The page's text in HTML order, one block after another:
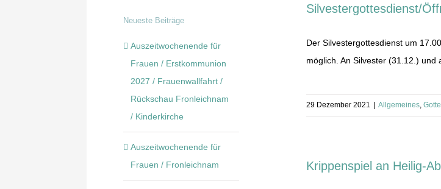
Silvestergottesdienst/
Der Silvestergottesdienst um
möglich. An Silvester (31.12.) und
29 Dezember 2021 Allgemeines,
Krippenspiel an Heilig-
Neueste Beiträge
Auszeitwochenende für
Frauen / Erstkommunion
2027 / Frauenwallfahrt /
Rückschau Fronleichnam
/ Kinderkirche
Auszeitwochenende für
Frauen / Fronleichnam